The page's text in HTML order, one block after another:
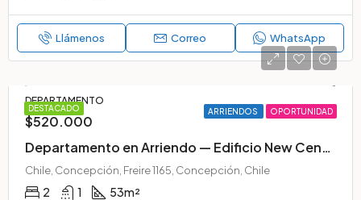
Llámenos Correo WhatsApp
DESTACADO ARRIENDOS OPORTUNIDAD
DEPARTAMENTO
$520.000
Departamento en Arriendo — Edificio New Center, Pleno Centro de Concepción
Chile, Concepción, Freire 1165, Concepción, Chile
2 1 53m²